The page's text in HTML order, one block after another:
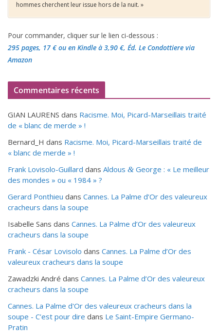
hommes cherchent leur issue hors de la nuit. »
Pour commander, cliquer sur le lien ci-dessous :
295 pages, 17 €ou en Kindle à 3,90 €, Éd. Le Condottiere via
Amazon
Commentaires récents
GIAN LAURENS dans Racisme. Moi, Picard-Marseillais traité
de « blanc de merde » !
Bernard_H dans Racisme. Moi, Picard-Marseillais traité de
« blanc de merde » !
Frank Lovisolo-Guillard dans Aldous & George : « Le meilleur
des mondes » ou « 1984 » ?
Gerard Ponthieu dans Cannes. La Palme d’Or des valeureux
cracheurs dans la soupe
Isabelle Sans dans Cannes. La Palme d’Or des valeureux
cracheurs dans la soupe
Frank - César Lovisolo dans Cannes. La Palme d’Or des
valeureux cracheurs dans la soupe
Zawadzki André dans Cannes. La Palme d’Or des valeureux
cracheurs dans la soupe
Cannes. La Palme d'Or des valeureux cracheurs dans la
soupe - C’est pour dire dans Le Saint-Empire Germano-
Pratin